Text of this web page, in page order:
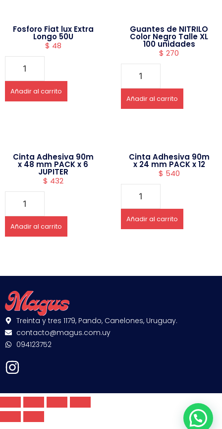
Fosforo Fiat lux Extra
Longo 50U
$ 48
Añadir al carrito
Guantes de NITRILO
Color Negro Talle XL
100 unidades
$ 270
Añadir al carrito
Cinta Adhesiva 90m
x 48 mm PACK x 6
JUPITER
$ 432
Añadir al carrito
Cinta Adhesiva 90m
x 24 mm PACK x 12
$ 540
Añadir al carrito
Treinta y tres 1179, Pando, Canelones, Uruguay.
contacto@magus.com.uy
094123752